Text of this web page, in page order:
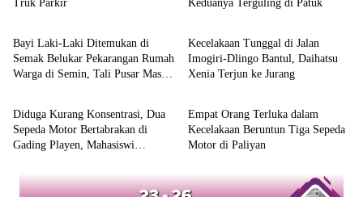
Truk Parkir
Keduanya Terguling di Patuk
Berita
Bayi Laki-Laki Ditemukan di
Semak Belukar Pekarangan Rumah
Warga di Semin, Tali Pusar Masih
Berita
Kecelakaan Tunggal di Jalan
Imogiri-Dlingo Bantul, Daihatsu
Xenia Terjun ke Jurang
Berita
Diduga Kurang Konsentrasi, Dua
Sepeda Motor Bertabrakan di
Gading Playen, Mahasiswi
Berita
Empat Orang Terluka dalam
Kecelakaan Beruntun Tiga Sepeda
Motor di Paliyan